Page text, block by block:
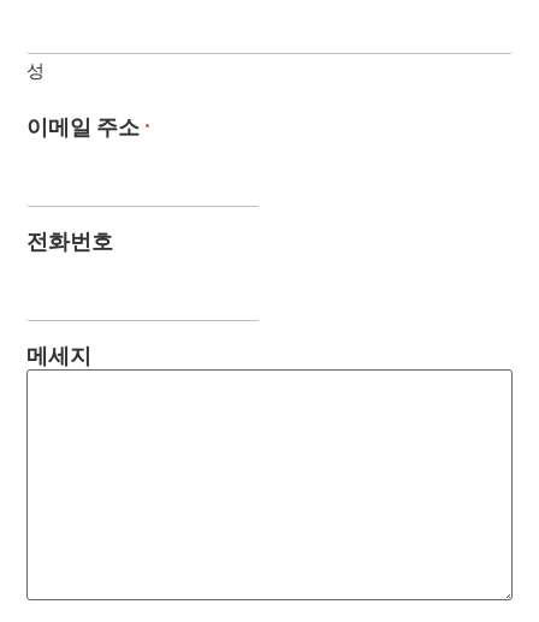
성
이메일 주소 *
전화번호
메세지